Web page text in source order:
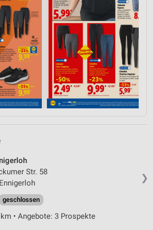
❯
Str. 58
geschlossen
• Angebote: 3 Prospekte